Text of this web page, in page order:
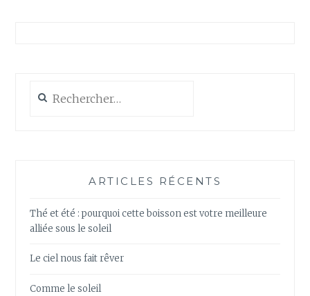
ARTICLES RÉCENTS
Thé et été : pourquoi cette boisson est votre meilleure
alliée sous le soleil
Le ciel nous fait rêver
Comme le soleil